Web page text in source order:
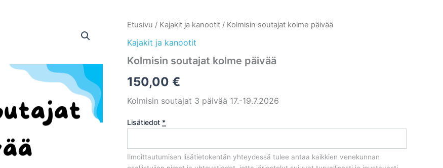
Etusivu / Kajakit ja kanootit / Kolmisin soutajat kolme päivää
Kajakit ja kanootit
Kolmisin soutajat kolme päivää
150,00 €
Kolmisin soutajat 3 päivää 17.-19.7.2026
Lisätiedot *
Ilmoittautumisen lisätietokentän yhteydessä tulee antaa kaikkien venekunnan